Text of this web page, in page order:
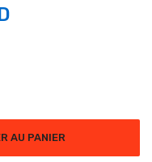
RNW SUP 1MILL FILES
AU PANIER